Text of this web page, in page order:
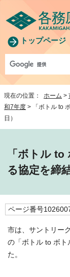
トップページ
現在の位置： ホーム >
和7年度 > 「ボトル to
日）
「ボトル
る協定を締
ページ番号
市は、サントリー
の「ボトル to ボト
た。